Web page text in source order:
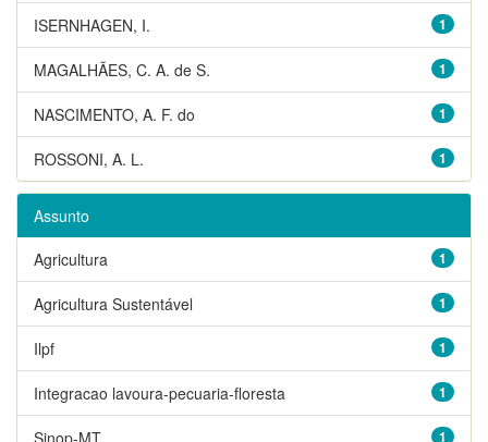
1
ISERNHAGEN, I.
1
MAGALHÃES, C. A. de S.
1
NASCIMENTO, A. F. do
1
ROSSONI, A. L.
Assunto
1
Agricultura
1
Agricultura Sustentável
1
Ilpf
1
Integracao lavoura-pecuaria-floresta
1
Sinop-MT